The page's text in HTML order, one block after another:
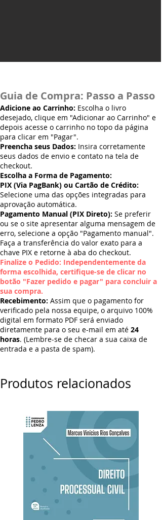
Guia de Compra: Passo a Passo
Adicione ao Carrinho: Escolha o livro
desejado, clique em "Adicionar ao Carrinho" e
depois acesse o carrinho no topo da página
para clicar em "Pagar".
Preencha seus Dados: Insira corretamente
seus dados de envio e contato na tela de
checkout.
Escolha a Forma de Pagamento:
PIX (Via PagBank) ou Cartão de Crédito:
Selecione uma das opções integradas para
aprovação automática.
Pagamento Manual (PIX Direto): Se preferir
ou se o site apresentar alguma mensagem de
erro, selecione a opção "Pagamento manual".
Faça a transferência do valor exato para a
chave PIX e retorne à aba do checkout.
Finalize o Pedido: Independentemente da
forma escolhida, certifique-se de clicar no
botão "Fazer pedido e pagar" para concluir a
sua compra.
Recebimento: Assim que o pagamento for
verificado pela nossa equipe, o arquivo 100%
digital em formato PDF será enviado
diretamente para o seu e-mail em até 24
horas. (Lembre-se de checar a sua caixa de
entrada e a pasta de spam).
Produtos relacionados